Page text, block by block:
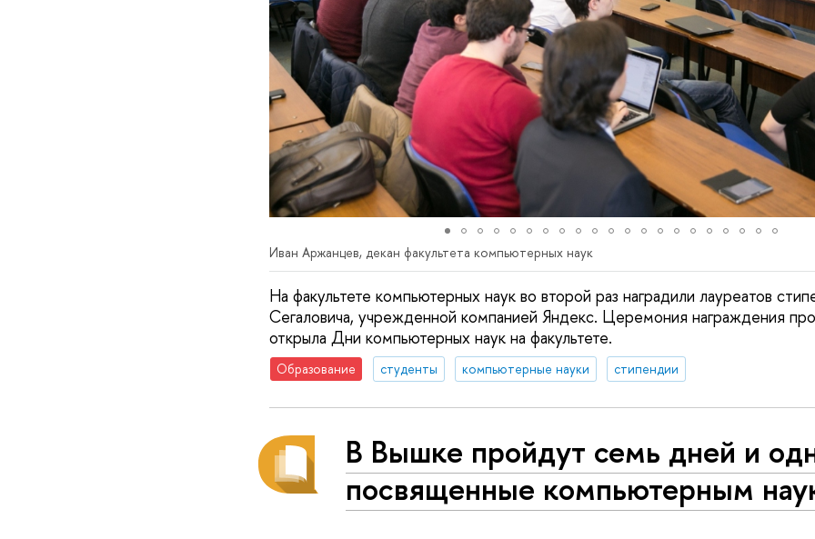
Иван Аржанцев, декан факультета компьютерных наук
На факультете компьютерных наук во второй раз наградили лауреатов
Сегаловича, учрежденной компанией Яндекс. Церемония награждения
открыла Дни компьютерных наук на факультете.
Образование студенты компьютерные науки стипендии
В Вышке пройдут семь дней и
посвященные компьютерным